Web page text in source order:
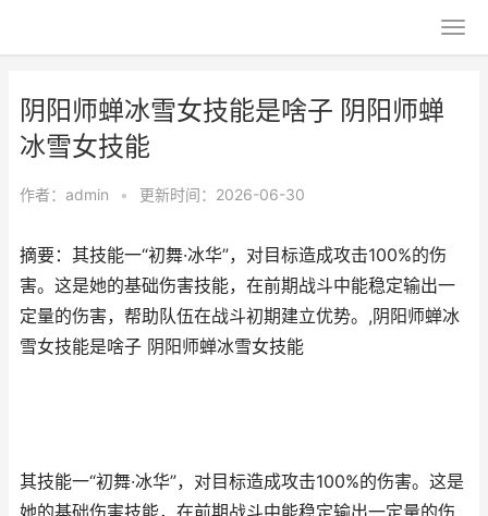
阴阳师蝉冰雪女技能是啥子 阴阳师蝉
冰雪女技能
作者： admin • 更新时间：2026-06-30
摘要：其技能一“初舞·冰华”，对目标造成攻击100%的伤
害。这是她的基础伤害技能，在前期战斗中能稳定输出一
定量的伤害，帮助队伍在战斗初期建立优势。,阴阳师蝉冰
雪女技能是啥子 阴阳师蝉冰雪女技能
其技能一“初舞·冰华”，对目标造成攻击100%的伤害。这是